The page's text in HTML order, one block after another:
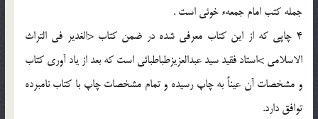
جمله كتب امام جمعهء خوئى است .
4 چاپى كه از اين كتاب معرفى شده در ضمن كتاب <الغدير فى التراث
الاسلامى >استاد فقيد سيد عبدالعزيزطباطبائى است كه بعد از ياد آورى كتاب
و مشخصات آن عيناً به چاپ رسيده و تمام مشخصات چاپ با كتاب نامبرده
توافق دارد.